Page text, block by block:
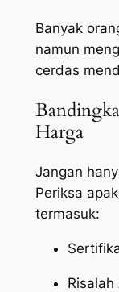
Banyak
namun
cerdas
Harga
Jangan
Periksa
termasuk: